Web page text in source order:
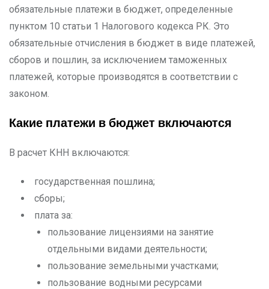
обязательные платежи в бюджет, определенные
пунктом 10 статьи 1 Налогового кодекса РК. Это
обязательные отчисления в бюджет в виде платежей,
сборов и пошлин, за исключением таможенных
платежей, которые производятся в соответствии с
законом.
Какие платежи в бюджет включаются
В расчет КНН включаются:
государственная пошлина;
сборы;
плата за:
пользование лицензиями на занятие
отдельными видами деятельности;
пользование земельными участками;
пользование водными ресурсами